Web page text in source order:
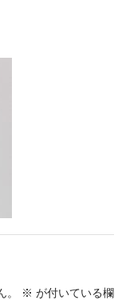
※ が付いている欄